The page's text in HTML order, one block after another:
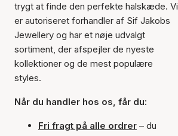
trygt at finde den perfekte halskæde. Vi
er autoriseret forhandler af Sif Jakobs
Jewellery og har et nøje udvalgt
sortiment, der afspejler de nyeste
kollektioner og de mest populære
styles.
Når du handler hos os, får du:
Fri fragt på alle ordrer – du